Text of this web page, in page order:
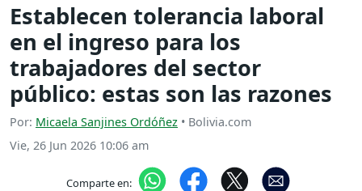
Establecen tolerancia laboral
en el ingreso para los
trabajadores del sector
público: estas son las razones
Por: Micaela Sanjines Ordóñez • Bolivia.com
Vie, 26 Jun 2026 10:06 am
Comparte en: